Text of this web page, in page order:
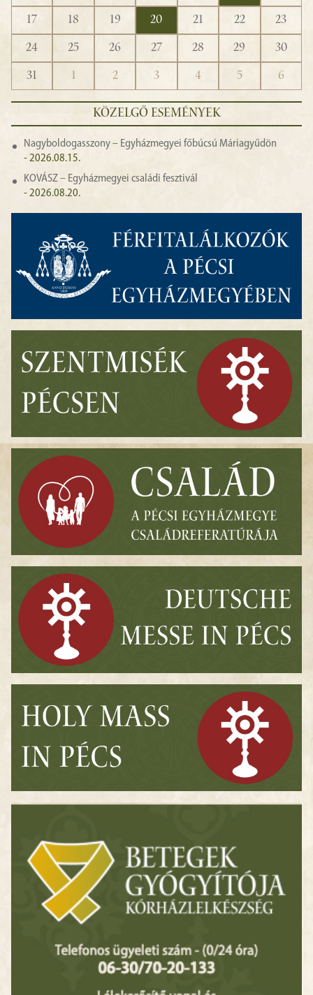
17
18 19 20 21 22
23
24
25 26 27 28 29
30
31
1 2 3 4 5 6
KÖZELGŐ ESEMÉNYEK
Nagyboldogasszony – Egyházmegyei főbúcsú Máriagyűdön
- 2026.08.15.
KOVÁSZ – Egyházmegyei családi fesztivál
- 2026.08.20.